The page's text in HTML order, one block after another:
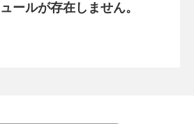
ールが存在しません。